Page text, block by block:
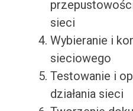
sieci
Wybieranie i
sieciowego
Testowanie i
działania sieci